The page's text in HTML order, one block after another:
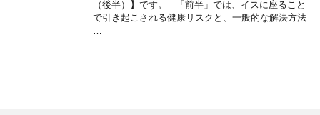
（後半）】です。 「前半」では、イスに座ること
で引き起こされる健康リスクと、一般的な解決方法